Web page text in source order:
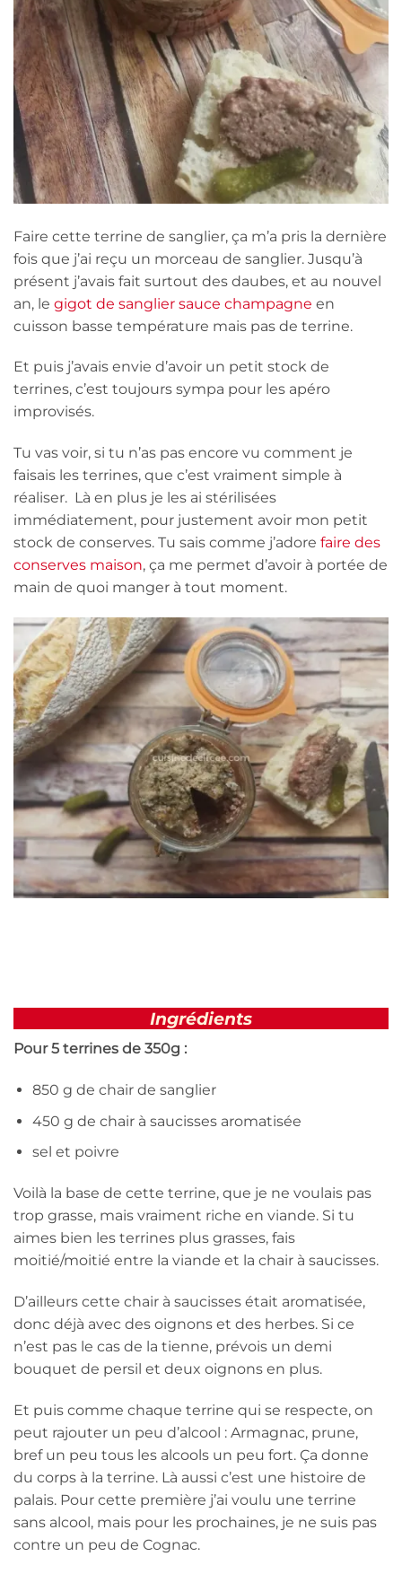
Faire cette terrine de sanglier, ça m’a pris la dernière
fois que j’ai reçu un morceau de sanglier. Jusqu’à
présent j’avais fait surtout des daubes, et au nouvel
an, le gigot de sanglier sauce champagne en
cuisson basse température mais pas de terrine.
Et puis j’avais envie d’avoir un petit stock de
terrines, c’est toujours sympa pour les apéro
improvisés.
Tu vas voir, si tu n’as pas encore vu comment je
faisais les terrines, que c’est vraiment simple à
réaliser. Là en plus je les ai stérilisées
immédiatement, pour justement avoir mon petit
stock de conserves. Tu sais comme j’adore faire des
conserves maison, ça me permet d’avoir à portée de
main de quoi manger à tout moment.
Ingrédients
Pour 5 terrines de 350g :
850 g de chair de sanglier
450 g de chair à saucisses aromatisée
sel et poivre
Voilà la base de cette terrine, que je ne voulais pas
trop grasse, mais vraiment riche en viande. Si tu
aimes bien les terrines plus grasses, fais
moitié/moitié entre la viande et la chair à saucisses.
D’ailleurs cette chair à saucisses était aromatisée,
donc déjà avec des oignons et des herbes. Si ce
n’est pas le cas de la tienne, prévois un demi
bouquet de persil et deux oignons en plus.
Et puis comme chaque terrine qui se respecte, on
peut rajouter un peu d’alcool : Armagnac, prune,
bref un peu tous les alcools un peu fort. Ça donne
du corps à la terrine. Là aussi c’est une histoire de
palais. Pour cette première j’ai voulu une terrine
sans alcool, mais pour les prochaines, je ne suis pas
contre un peu de Cognac.